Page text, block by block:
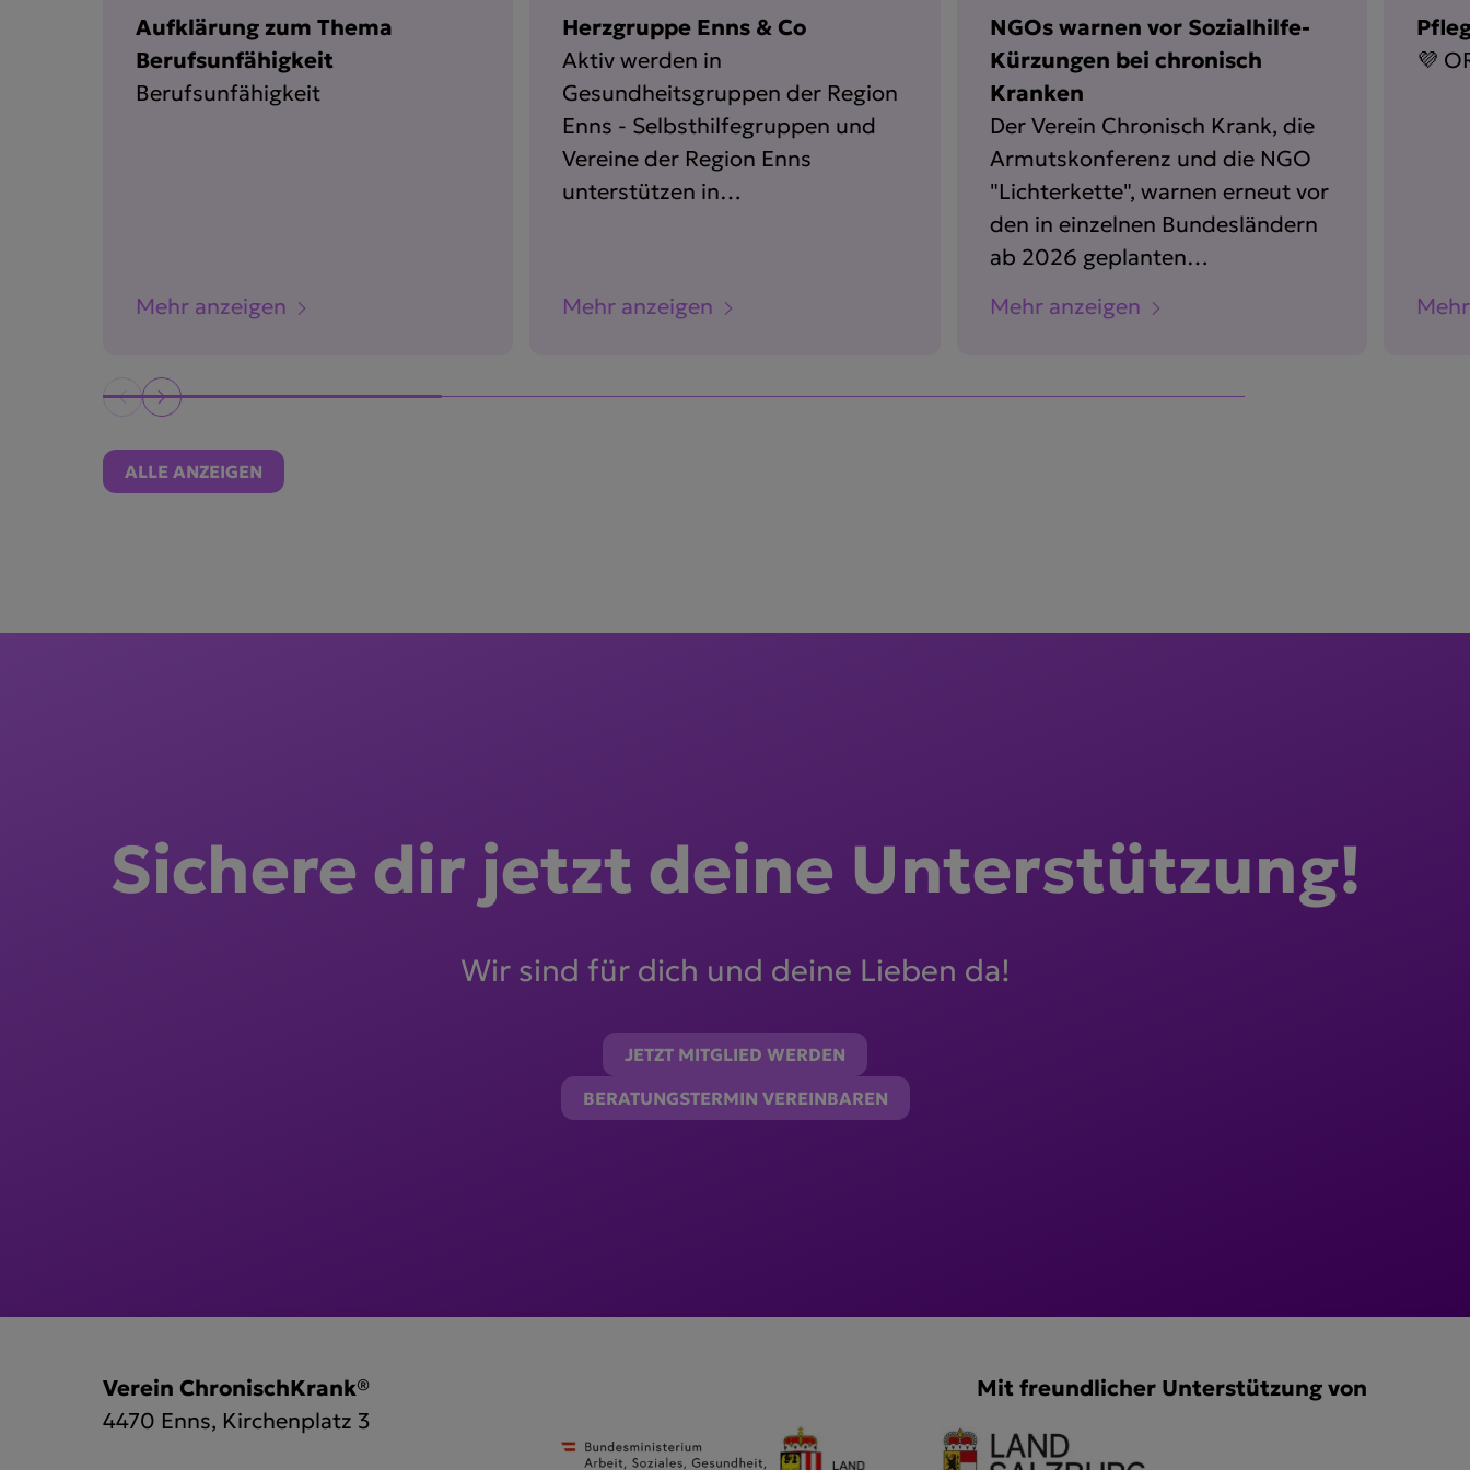
Aufklärung zum Thema
Berufsunfähigkeit
Berufsunfähigkeit
Mehr anzeigen
Herzgruppe Enns & Co
Aktiv werden in
Gesundheitsgruppen der Region
Enns - Selbsthilfegruppen und
Vereine der Region Enns
unterstützen in
Mehr anzeigen
NGOs warnen vor Sozialhilfe-
Kürzungen bei chronisch
Kranken
Der Verein Chronisch Krank, die
Armutskonferenz und die NGO
"Lichterkette", warnen erneut vor
den in einzelnen Bundesländern
ab 2026 geplanten
Sozialhilfe. Auch chronisch
Mehr anzeigen
💜
ALLE ANZEIGEN
Sichere dir jetzt deine Unter­stützung!
Wir sind für dich und deine Lieben da!
JETZT MITGLIED WERDEN
BERATUNGSTERMIN VEREINBAREN
Verein ChronischKrank®
4470 Enns, Kirchenplatz 3
Mit freundlicher Unterstützung von